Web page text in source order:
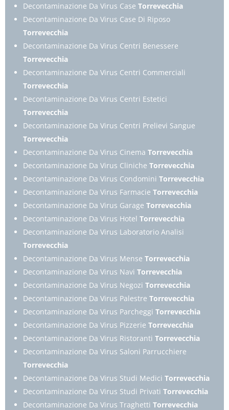
Decontaminazione Da Virus CaseTorrevecchia
Decontaminazione Da Virus Case Di Riposo
Torrevecchia
Decontaminazione Da Virus Centri Benessere
Torrevecchia
Decontaminazione Da Virus Centri Commerciali
Torrevecchia
Decontaminazione Da Virus Centri Estetici
Torrevecchia
Decontaminazione Da Virus Centri Prelievi Sangue
Torrevecchia
Decontaminazione Da Virus CinemaTorrevecchia
Decontaminazione Da Virus ClinicheTorrevecchia
Decontaminazione Da Virus CondominiTorrevecchia
Decontaminazione Da Virus FarmacieTorrevecchia
Decontaminazione Da Virus GarageTorrevecchia
Decontaminazione Da Virus HotelTorrevecchia
Decontaminazione Da Virus Laboratorio Analisi
Torrevecchia
Decontaminazione Da Virus MenseTorrevecchia
Decontaminazione Da Virus NaviTorrevecchia
Decontaminazione Da Virus NegoziTorrevecchia
Decontaminazione Da Virus PalestreTorrevecchia
Decontaminazione Da Virus ParcheggiTorrevecchia
Decontaminazione Da Virus PizzerieTorrevecchia
Decontaminazione Da Virus RistorantiTorrevecchia
Decontaminazione Da Virus Saloni Parrucchiere
Torrevecchia
Decontaminazione Da Virus Studi MediciTorrevecchia
Decontaminazione Da Virus Studi PrivatiTorrevecchia
Decontaminazione Da Virus TraghettiTorrevecchia